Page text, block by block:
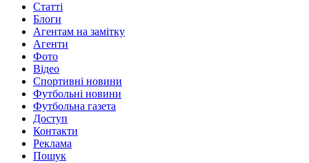
Статті
Блоги
Агентам на замітку
Агенти
Фото
Відео
Спортивні новини
Футбольні новини
Футбольна газета
Доступ
Контакти
Реклама
Пошук